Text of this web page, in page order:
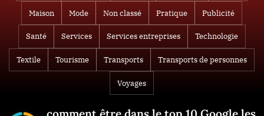
Maison Mode Non classé Pratique Publicité
Santé Services Services entreprises Technologie
Textile Tourisme Transports Transports de personnes
Voyages